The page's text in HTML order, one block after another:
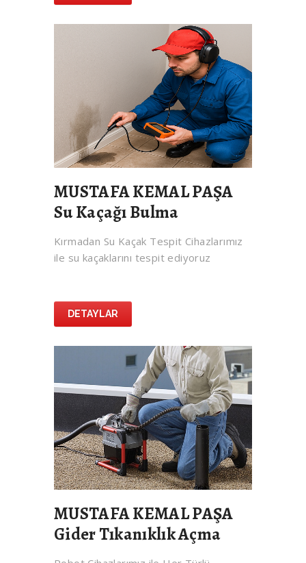
MUSTAFA KEMAL PAŞA
Su Kaçağı Bulma
Kırmadan Su Kaçak Tespit Cihazlarımız
ile su kaçaklarını tespit ediyoruz
DETAYLAR
MUSTAFA KEMAL PAŞA
Gider Tıkanıklık Açma